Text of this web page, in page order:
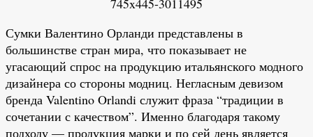
Сумки Валентино Орланди представлены в
большинстве стран мира, что показывает не
угасающий спрос на продукцию итальянского модного
дизайнера со стороны модниц. Негласным девизом
бренда Valentino Orlandi служит фраза “традиции в
сочетании с качеством”. Именно благодаря такому
подходу — продукция марки и по сей день является